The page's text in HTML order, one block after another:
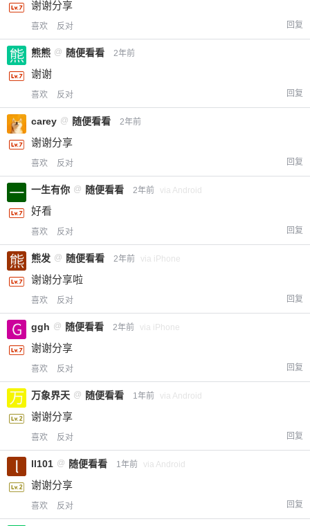
谢谢分享
喜欢 反对 回复
熊熊 @ 随便看看 2年前
谢谢
喜欢 反对 回复
carey @ 随便看看 2年前
谢谢分享
喜欢 反对 回复
一生有你 @ 随便看看 2年前 via Android
好看
喜欢 反对 回复
熊发 @ 随便看看 2年前 via iPhone
谢谢分享啦
喜欢 反对 回复
ggh @ 随便看看 2年前 via iPhone
谢谢分享
喜欢 反对 回复
万象界天 @ 随便看看 1年前 via Android
谢谢分享
喜欢 反对 回复
ll101 @ 随便看看 1年前 via Android
谢谢分享
喜欢 反对 回复